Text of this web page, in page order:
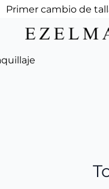
Primer cambio de